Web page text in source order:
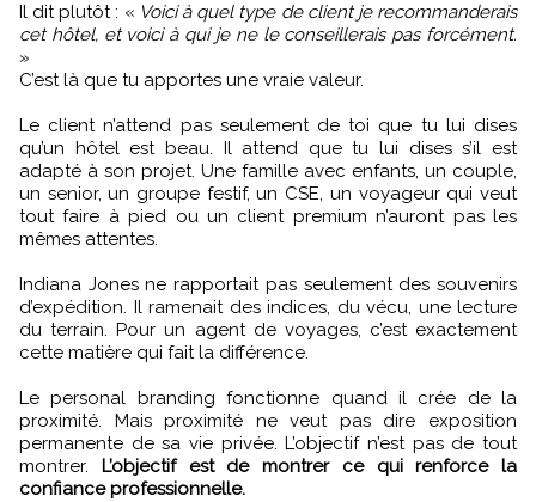
Il dit plutôt : « Voici à quel type de client je recommanderais
cet hôtel, et voici à qui je ne le conseillerais pas forcément.
»
C’est là que tu apportes une vraie valeur.
Le client n’attend pas seulement de toi que tu lui dises
qu’un hôtel est beau. Il attend que tu lui dises s’il est
adapté à son projet. Une famille avec enfants, un couple,
un senior, un groupe festif, un CSE, un voyageur qui veut
tout faire à pied ou un client premium n’auront pas les
mêmes attentes.
Indiana Jones ne rapportait pas seulement des souvenirs
d’expédition. Il ramenait des indices, du vécu, une lecture
du terrain. Pour un agent de voyages, c’est exactement
cette matière qui fait la différence.
Le personal branding fonctionne quand il crée de la
proximité. Mais proximité ne veut pas dire exposition
permanente de sa vie privée. L’objectif n’est pas de tout
montrer.
L’objectif est de montrer ce qui renforce la
confiance professionnelle.